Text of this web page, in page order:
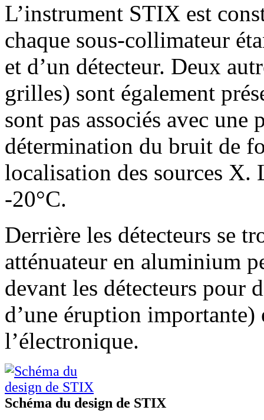
L’instrument STIX est
chaque sous-collimateur
et d’un détecteur. Deux
grilles) sont également
sont pas associés avec
détermination du bruit de
localisation des sources X.
-20°C.
Derrière les détecteurs se
atténuateur en aluminium
devant les détecteurs pour
d’une éruption
l’électronique.
Schéma du design de STIX